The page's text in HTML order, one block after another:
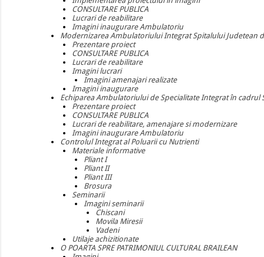
CONSULTARE PUBLICA
Lucrari de reabilitare
Imagini inaugurare Ambulatoriu
Modernizarea Ambulatoriului Integrat Spitalului Judetean
Prezentare proiect
CONSULTARE PUBLICA
Lucrari de reabilitare
Imagini lucrari
Imagini amenajari realizate
Imagini inaugurare
Echiparea Ambulatoriului de Specialitate Integrat în
Prezentare proiect
CONSULTARE PUBLICA
Lucrari de reabilitare, amenajare si modernizare
Imagini inaugurare Ambulatoriu
Controlul Integrat al Poluarii cu Nutrienti
Materiale informative
Pliant I
Pliant II
Pliant III
Brosura
Seminarii
Imagini seminarii
Chiscani
Movila Miresii
Vadeni
Utilaje achizitionate
O POARTA SPRE PATRIMONIUL CULTURAL BRAILEAN